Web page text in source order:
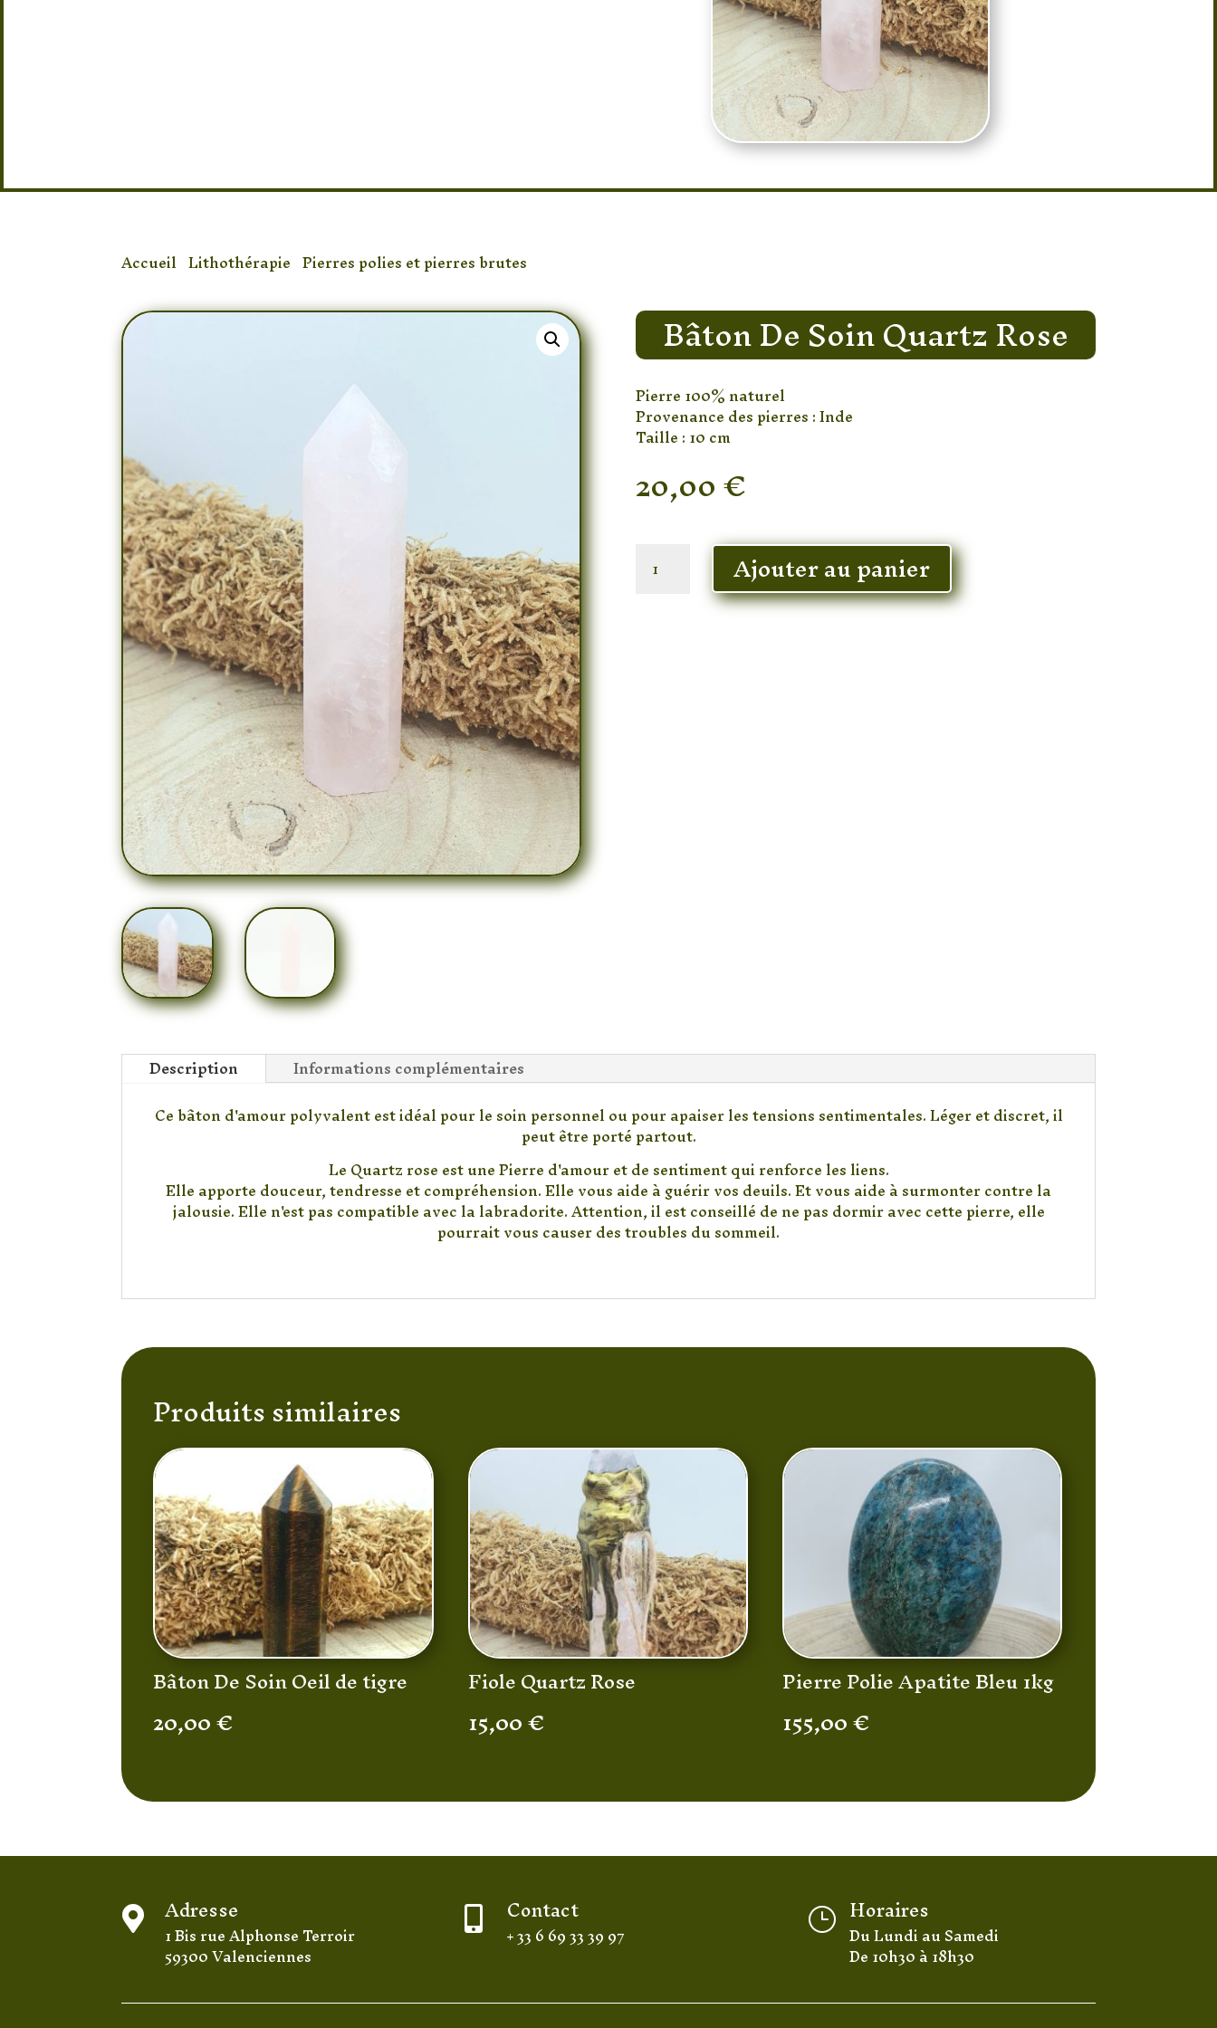
Accueil /Lithothérapie /Pierres polies et pierres brutes
Bâton De Soin Quartz Rose
Pierre 100% naturel
Provenance des pierres : Inde
Taille : 10 cm
20,00€
Ajouter au panier
Description
Informations complémentaires
Ce bâton d'amour polyvalent est idéal pour le soin personnel ou pour apaiser les tensions sentimentales. Léger et discret, il
peut être porté partout.
Le Quartz rose est une Pierre d'amour et de sentiment qui renforce les liens.
Elle apporte douceur, tendresse et compréhension. Elle vous aide à guérir vos deuils. Et vous aide à surmonter contre la
jalousie. Elle n'est pas compatible avec la labradorite. Attention, il est conseillé de ne pas dormir avec cette pierre, elle
pourrait vous causer des troubles du sommeil.
Produits similaires
Bâton De Soin Oeil de tigre
20,00€
Fiole Quartz Rose
15,00€
Pierre Polie Apatite Bleu 1kg
155,00€
 Adresse
1 Bis rue Alphonse Terroir
59300 Valenciennes
 Contact
+ 33 6 69 33 39 97
} Horaires
Du Lundi au Samedi
De 10h30 à 18h30